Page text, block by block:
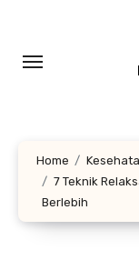
konten
Home
7 Teknik
Berlebih